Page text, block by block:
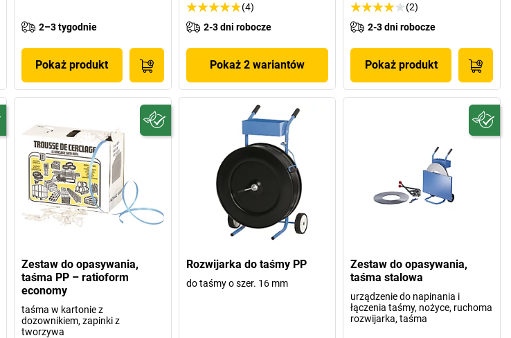
2–3 tygodnie
Pokaż produkt
(4)
2-3 dni robocze
Pokaż 2 wariantów
(2)
2-3 dni robocze
Pokaż produkt
Zestaw do opasywania,
taśma PP – ratioform
economy
taśma w kartonie z
dozownikiem, zapinki z
tworzywa
Rozwijarka do taśmy PP
do taśmy o szer. 16 mm
Zestaw do opasywania,
taśma stalowa
urządzenie do napinania i
łączenia taśmy, nożyce, ruchoma
rozwijarka, taśma